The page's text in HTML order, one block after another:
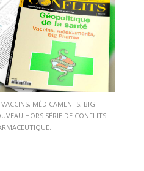
MÉDICAMENTS, BIG
HORS SÉRIE DE CONFLITS